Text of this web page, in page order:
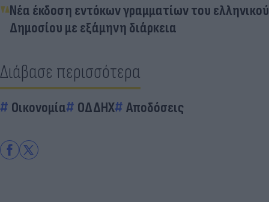
Νέα έκδοση εντόκων γραμματίων του ελληνικού
Δημοσίου με εξάμηνη διάρκεια
Διάβασε περισσότερα
Οικονομία ΟΔΔΗΧ Αποδόσεις